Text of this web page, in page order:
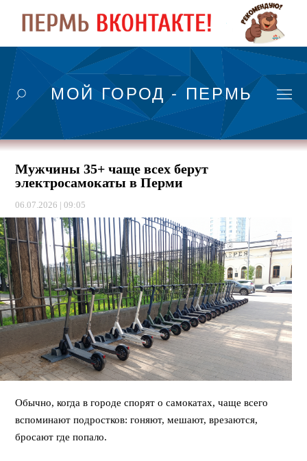
МОЙ ГОРОД - ПЕРМЬ
Мужчины 35+ чаще всех берут
электросамокаты в Перми
06.07.2026 | 09:05
Обычно, когда в городе спорят о самокатах, чаще всего
вспоминают подростков: гоняют, мешают, врезаются,
бросают где попало.